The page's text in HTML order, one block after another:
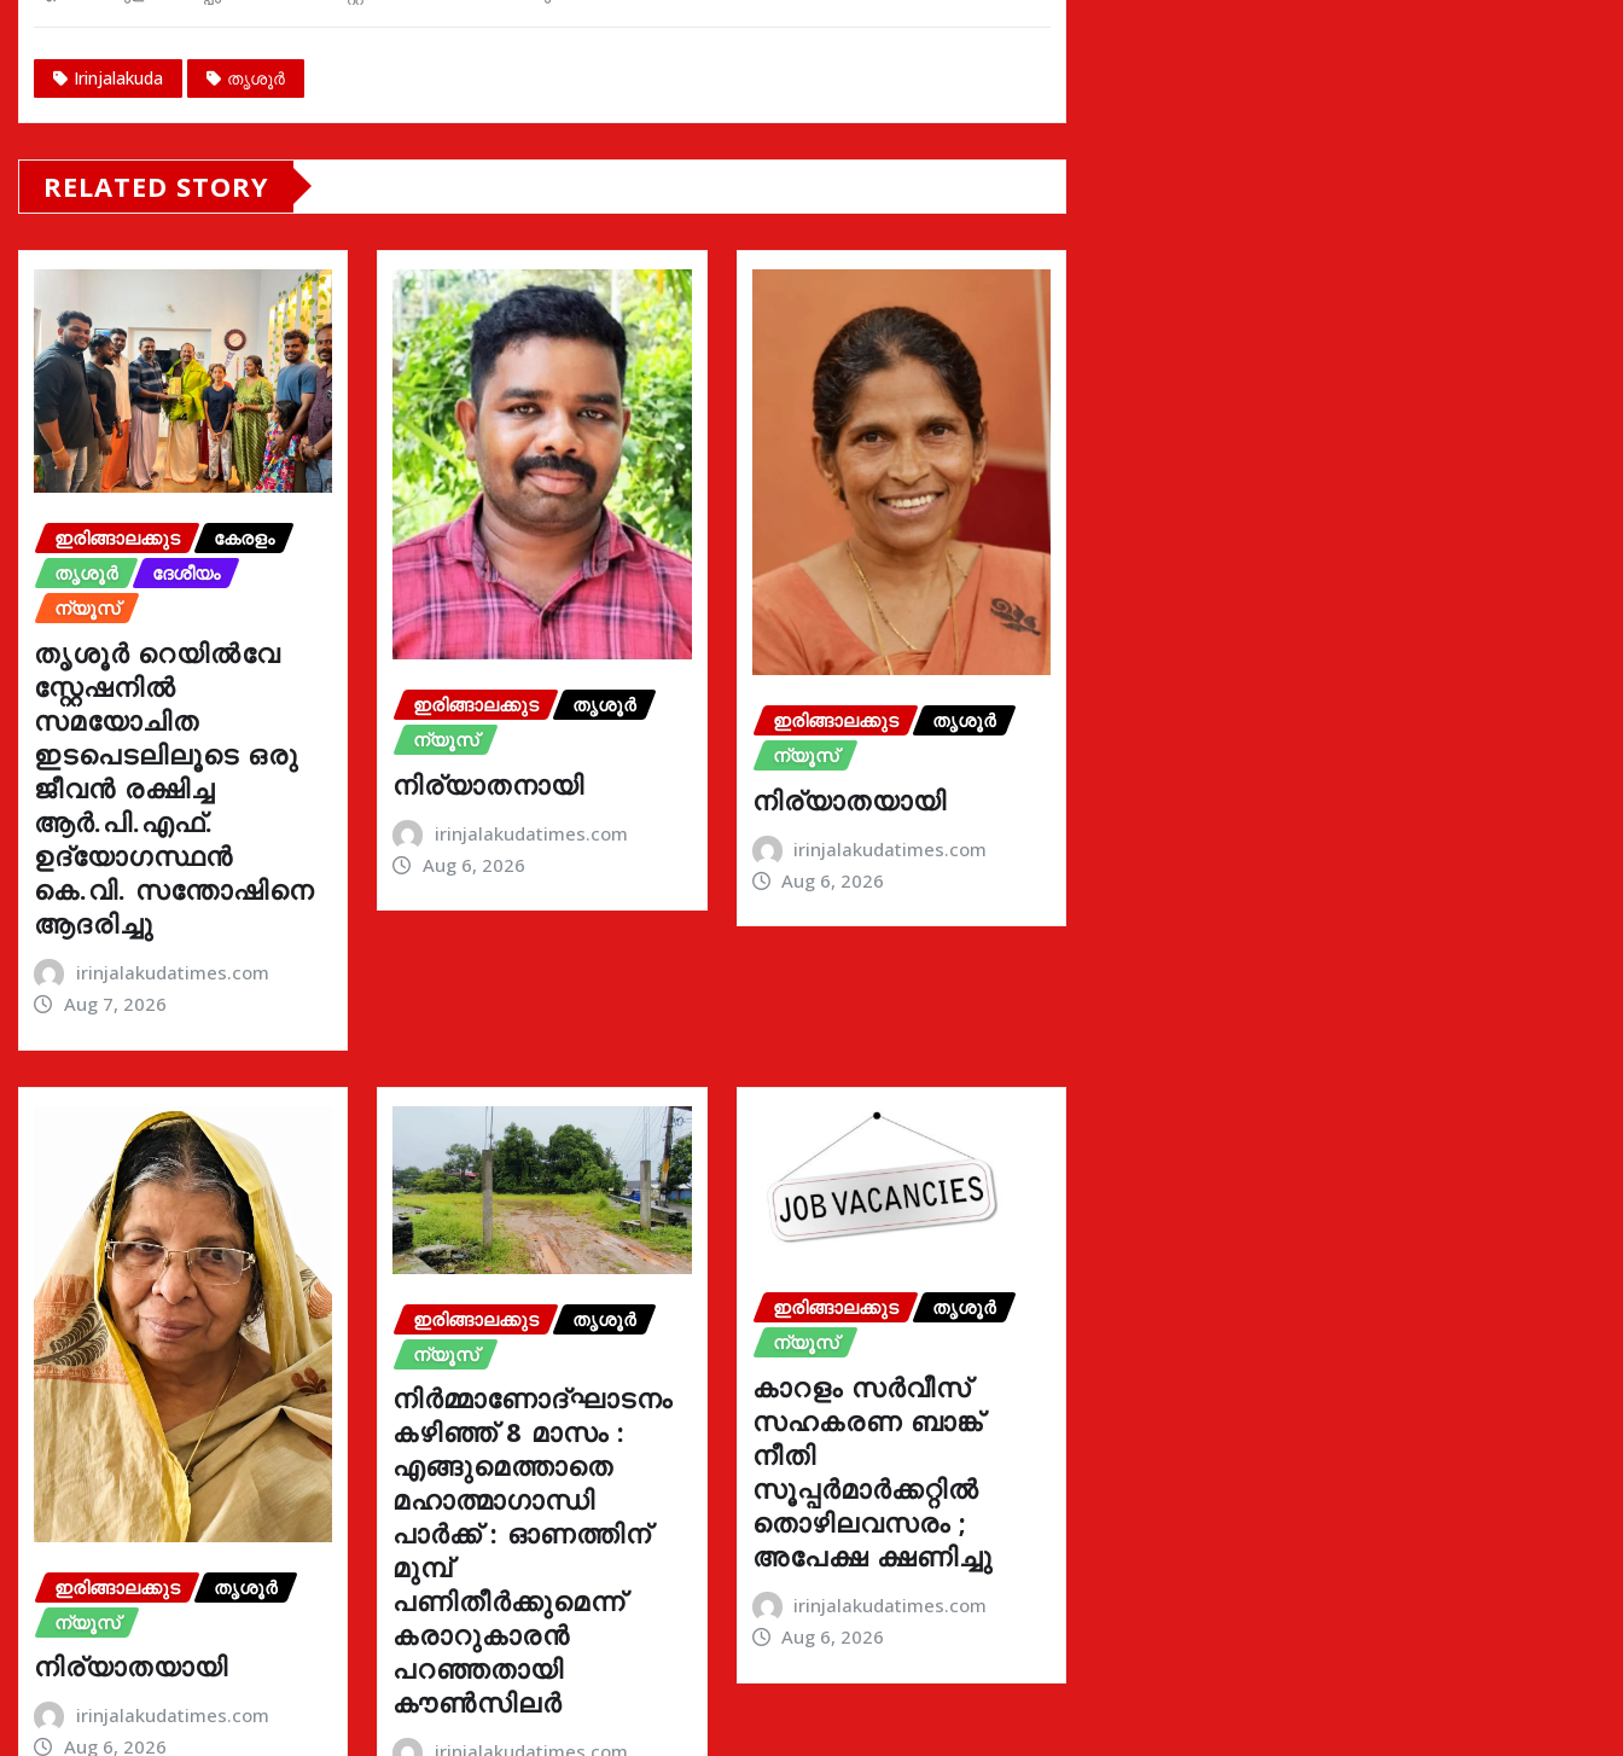
Irinjalakuda തൃശൂർ
RELATED STORY
ഇരിങ്ങാലക്കുട
കേരളം
തൃശൂർ
ദേശീയം
ന്യൂസ്
തൃശൂർ റെയിൽവേ
സ്റ്റേഷനിൽ
സമയോചിത
ഇടപെടലിലൂടെ ഒരു
ജീവൻ രക്ഷിച്ച
ആർ.പി.എഫ്.
ഉദ്യോഗസ്ഥൻ
കെ.വി. സന്തോഷിനെ
ആദരിച്ചു
irinjalakudatimes.com
Aug 7, 2026
ഇരിങ്ങാലക്കുട
തൃശൂർ
ന്യൂസ്
നിര്യാതനായി
irinjalakudatimes.com
Aug 6, 2026
ഇരിങ്ങാലക്കുട
തൃശൂർ
ന്യൂസ്
നിര്യാതയായി
irinjalakudatimes.com
Aug 6, 2026
ഇരിങ്ങാലക്കുട
തൃശൂർ
ന്യൂസ്
നിര്യാതയായി
irinjalakudatimes.com
Aug 6, 2026
ഇരിങ്ങാലക്കുട
തൃശൂർ
ന്യൂസ്
നിർമ്മാണോദ്ഘാടനം
കഴിഞ്ഞ് 8 മാസം :
എങ്ങുമെത്താതെ
മഹാത്മാഗാന്ധി
പാർക്ക് : ഓണത്തിന്
മുമ്പ്
പണിതീർക്കുമെന്ന്
കരാറുകാരൻ
പറഞ്ഞതായി
കൗൺസിലർ
ഇരിങ്ങാലക്കുട
തൃശൂർ
ന്യൂസ്
കാറളം സർവീസ്
സഹകരണ ബാങ്ക്
നീതി
സൂപ്പർമാർക്കറ്റിൽ
തൊഴിലവസരം ;
അപേക്ഷ ക്ഷണിച്ചു
irinjalakudatimes.com
Aug 6, 2026